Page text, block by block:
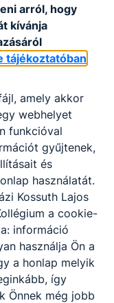
arról, hogy
kívánja
tájékoztatóban
amely akkor
webhelyet
funkcióval
gyűjtenek,
és
használatát.
Kossuth Lajos
a cookie-
információ
használja Ön a
a honlap melyik
így
Önnek még jobb